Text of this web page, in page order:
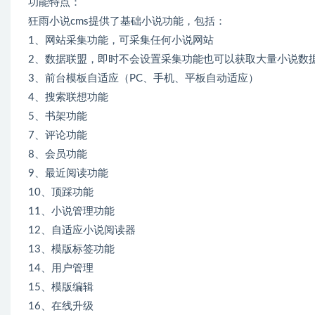
功能特点：
狂雨小说cms提供了基础小说功能，包括：
1、网站采集功能，可采集任何小说网站
2、数据联盟，即时不会设置采集功能也可以获取大量小说数
3、前台模板自适应（PC、手机、平板自动适应）
4、搜索联想功能
5、书架功能
7、评论功能
8、会员功能
9、最近阅读功能
10、顶踩功能
11、小说管理功能
12、自适应小说阅读器
13、模版标签功能
14、用户管理
15、模版编辑
16、在线升级